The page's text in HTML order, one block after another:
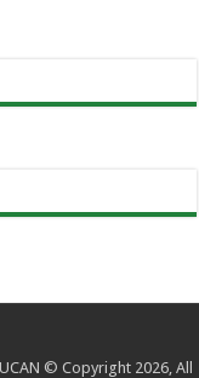
© Copyright 2026, All